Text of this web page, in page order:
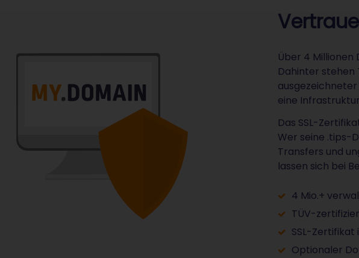
Über 4 Millionen
Dahinter stehen
eine
Das SSL-
Wer seine .tips-
Transfers und
lassen sich bei
4 Mio.+
TÜV-
SSL-Zertifikat
Optionaler